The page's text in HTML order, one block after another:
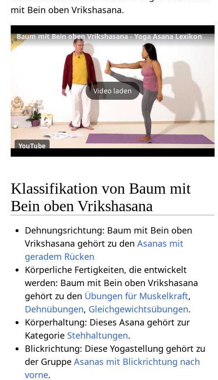
mit Bein oben Vrikshasana.
Baum mit Bein oben Vrikshasana - Yoga Asana Lexikon
Video laden
YouTube
Klassifikation von Baum mit
Bein oben Vrikshasana
Dehnungsrichtung: Baum mit Bein oben
Vrikshasana gehört zu den Asanas mit
geradem Rücken
Körperliche Fertigkeiten, die entwickelt
werden: Baum mit Bein oben Vrikshasana
gehört zu den Übungen für Muskelkraft,
Dehnübungen, Gleichgewichtsübungen.
Körperhaltung: Dieses Asana gehört zur
Kategorie Stehhaltungen.
Blickrichtung: Diese Yogastellung gehört zu
der Gruppe Asanas mit Blickrichtung nach
vorne.